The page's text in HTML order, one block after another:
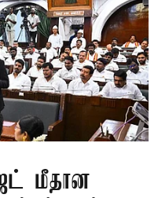
மீதான